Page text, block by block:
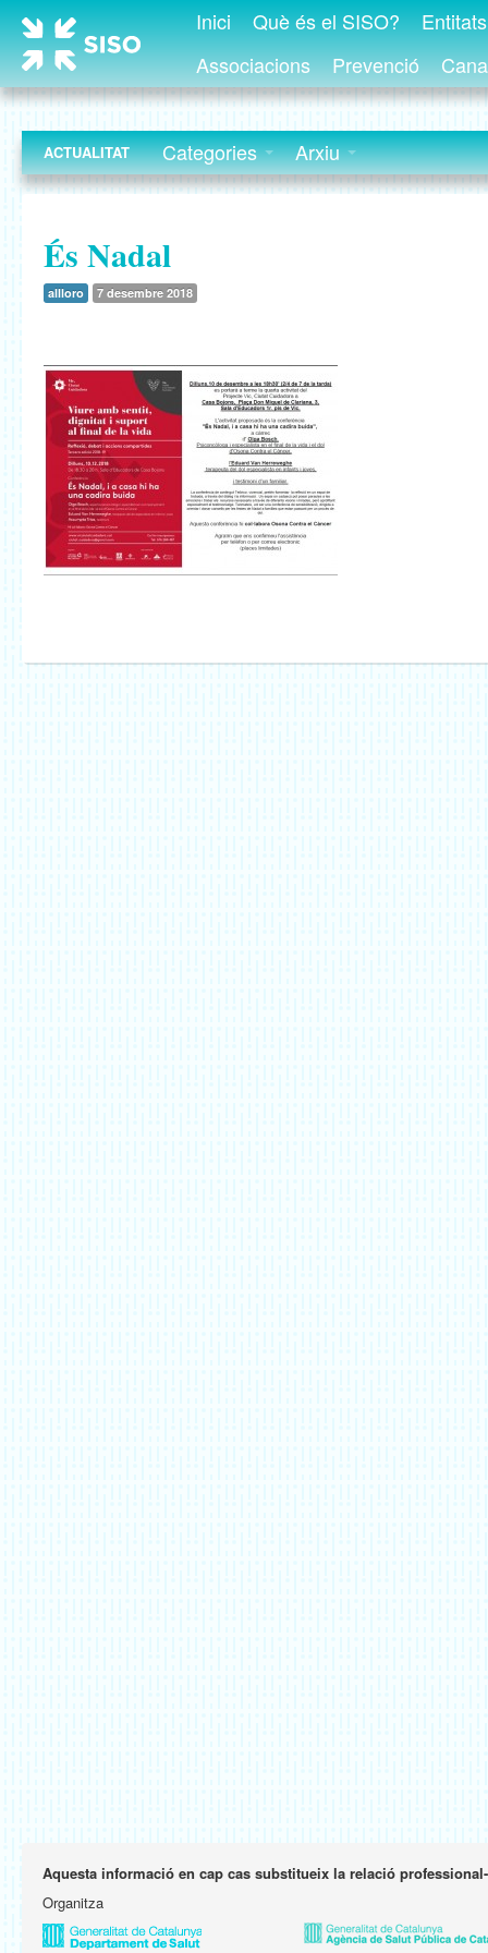
Inici Què és el SISO?
Associacions
Prevenció
ACTUALITAT Categories Arxiu
És Nadal
allloro 7 desembre 2018
Aquesta informació en cap cas substitueix la relació
Organitza